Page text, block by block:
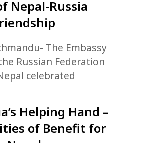
Nepal-Russia
The Embassy
Russian Federation
celebrated
Helping Hand –
of Benefit for